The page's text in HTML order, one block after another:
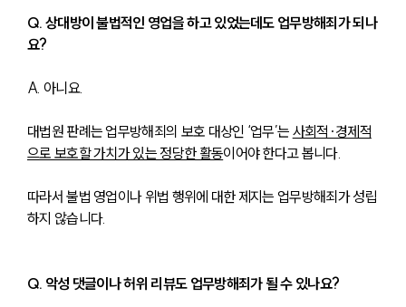
Q. 상대방이 불법적인 영업을 하고 있었는데도 업무방해죄가 되나
요?
A. 아니요.
대법원 판례는 업무방해죄의 보호 대상인 ‘업무’는 사회적·경제적
으로 보호할 가치가 있는 정당한 활동이어야 한다고 봅니다.
따라서 불법 영업이나 위법 행위에 대한 제지는 업무방해죄가 성립
하지 않습니다.
Q. 악성 댓글이나 허위 리뷰도 업무방해죄가 될 수 있나요?